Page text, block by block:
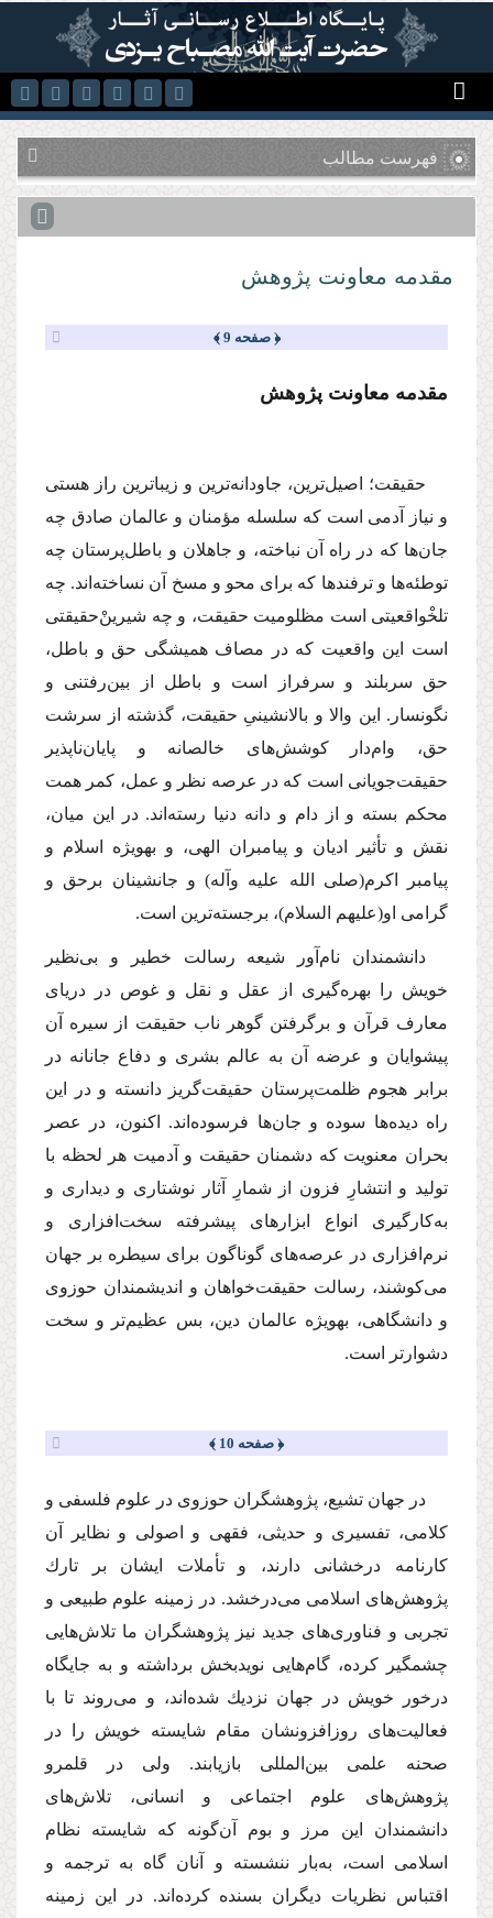
رفتن به محتوای اصلی
فهرست مطالب
مقدمه معاونت پژوهش
﴿ صفحه 9 ﴾
مقدمه معاونت پژوهش
حقیقت؛ اصیل‌ترین، جاودانه‌ترین و زیباترین راز هستى
و نیاز آدمى است كه سلسله مؤمنان و عالمان صادق چه
جان‌ها كه در راه آن نباخته، و جاهلان و باطل‌پرستان چه
توطئه‌ها و ترفندها كه براى محو و مسخ آن نساخته‌اند. چه
تلخْواقعیتى است مظلومیت حقیقت، و چه شیرینْ‌حقیقتى
است این واقعیت كه در مصاف همیشگى حق و باطل،
حق سربلند و سرفراز است و باطل از بین‌رفتنى و
نگونسار. این والا و بالانشینىِ حقیقت، گذشته از سرشت
حق، وام‌دار كوشش‌هاى خالصانه و پایان‌ناپذیر
حقیقت‌جویانى است كه در عرصه نظر و عمل، كمر همت
محكم بسته و از دام و دانه دنیا رسته‌اند. در این میان،
نقش و تأثیر ادیان و پیامبران الهى، و بهویژه اسلام و
پیامبر اكرم(صلى الله علیه وآله) و جانشینان برحق و
گرامى او(علیهم السلام)، برجسته‌ترین است.
دانشمندان نام‌آور شیعه رسالت خطیر و بى‌نظیر
خویش را بهره‌گیرى از عقل و نقل و غوص در دریاى
معارف قرآن و برگرفتن گوهر ناب حقیقت از سیره آن
پیشوایان و عرضه آن به عالم بشرى و دفاع جانانه در
برابر هجوم ظلمت‌پرستان حقیقت‌گریز دانسته و در این
راه دیده‌ها سوده و جان‌ها فرسوده‌اند. اكنون، در عصر
بحران معنویت كه دشمنان حقیقت و آدمیت هر لحظه با
تولید و انتشارِ فزون از شمارِ آثار نوشتارى و دیدارى و
به‌كارگیرى انواع ابزارهاى پیشرفته سخت‌افزارى و
نرم‌افزارى در عرصه‌هاى گوناگون براى سیطره بر جهان
مى‌كوشند، رسالت حقیقت‌خواهان و اندیشمندان حوزوى
و دانشگاهى، بهویژه عالمان دین، بس عظیم‌تر و سخت
دشوارتر است.
﴿ صفحه 10 ﴾
در جهان تشیع، پژوهشگران حوزوى در علوم فلسفى و
كلامى، تفسیرى و حدیثى، فقهى و اصولى و نظایر آن
كارنامه درخشانى دارند، و تأملات ایشان بر تارك
پژوهش‌هاى اسلامى مى‌درخشد. در زمینه علوم طبیعى و
تجربى و فناورى‌هاى جدید نیز پژوهشگران ما تلاش‌هایى
چشمگیر كرده، گام‌هایى نویدبخش برداشته و به جایگاه
درخور خویش در جهان نزدیك شده‌اند، و مى‌روند تا با
فعالیت‌هاى روزافزونشان مقام شایسته خویش را در
صحنه علمى بین‌المللى بازیابند. ولى در قلمرو
پژوهش‌هاى علوم اجتماعى و انسانى، تلاش‌هاى
دانشمندان این مرز و بوم آن‌گونه كه شایسته نظام
اسلامى است، به‌بار ننشسته و آنان گاه به ترجمه و
اقتباس نظریات دیگران بسنده كرده‌اند. در این زمینه